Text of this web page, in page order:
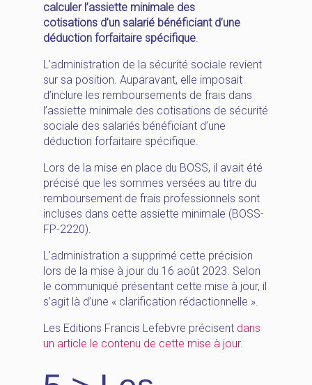
calculer l’assiette minimale des
cotisations d’un salarié bénéficiant d’une
déduction forfaitaire spécifique.
L’administration de la sécurité sociale revient
sur sa position. Auparavant, elle imposait
d’inclure les remboursements de frais dans
l’assiette minimale des cotisations de sécurité
sociale des salariés bénéficiant d’une
déduction forfaitaire spécifique.
Lors de la mise en place du BOSS, il avait été
précisé que les sommes versées au titre du
remboursement de frais professionnels sont
incluses dans cette assiette minimale (BOSS-
FP-2220).
L’administration a supprimé cette précision
lors de la mise à jour du 16 août 2023. Selon
le communiqué présentant cette mise à jour, il
s’agit là d’une « clarification rédactionnelle ».
Les Editions Francis Lefebvre précisent dans
un article le contenu de cette mise à jour.